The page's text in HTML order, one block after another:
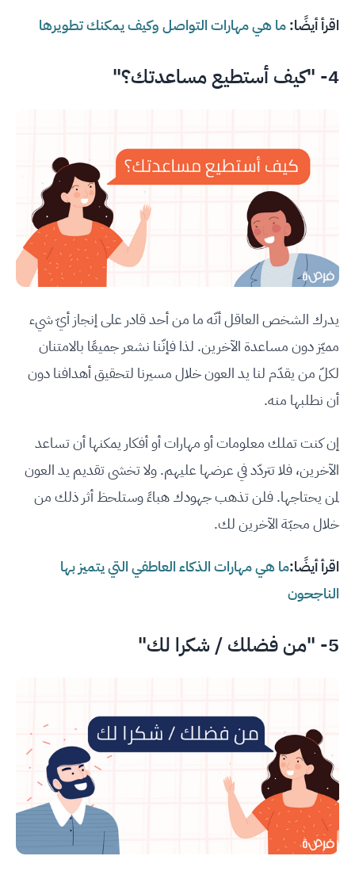
اقرأ أيضًا:ما هي مهارات التواصل وكيف يمكنك تطويرها
4- "كيف أستطيع مساعدتك؟"
يدرك الشخص العاقل أنّه ما من أحد قادر على إنجاز أيّ شيء
مميّز دون مساعدة الآخرين. لذا فإنّنا نشعر جميعًا بالامتنان
لكلّ من يقدّم لنا يد العون خلال مسيرنا لتحقيق أهدافنا دون
أن نطلبها منه.
إن كنت تملك معلومات أو مهارات أو أفكار يمكنها أن تساعد
الآخرين، فلا تتردّد في عرضها عليهم. ولا تخشى تقديم يد العون
لمن يحتاجها. فلن تذهب جهودك هباءً وستلحظ أثر ذلك من
خلال محبّة الآخرين لك.
اقرأ أيضًا:ما هي مهارات الذكاء العاطفي التي يتميز بها
الناجحون
5- "من فضلك / شكرا لك"